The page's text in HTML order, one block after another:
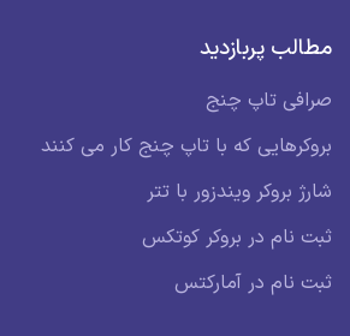
مطالب پربازدید
صرافی تاپ چنج
بروکرهایی که با تاپ چنج کار می کنند
شارژ بروکر ویندزور با تتر
ثبت نام در بروکر کوتکس
ثبت نام در آمارکتس